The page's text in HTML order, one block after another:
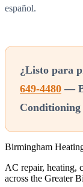
español.
¿Listo para
649-4480 —
Birmingham
AC repair, heating,
across the Greater